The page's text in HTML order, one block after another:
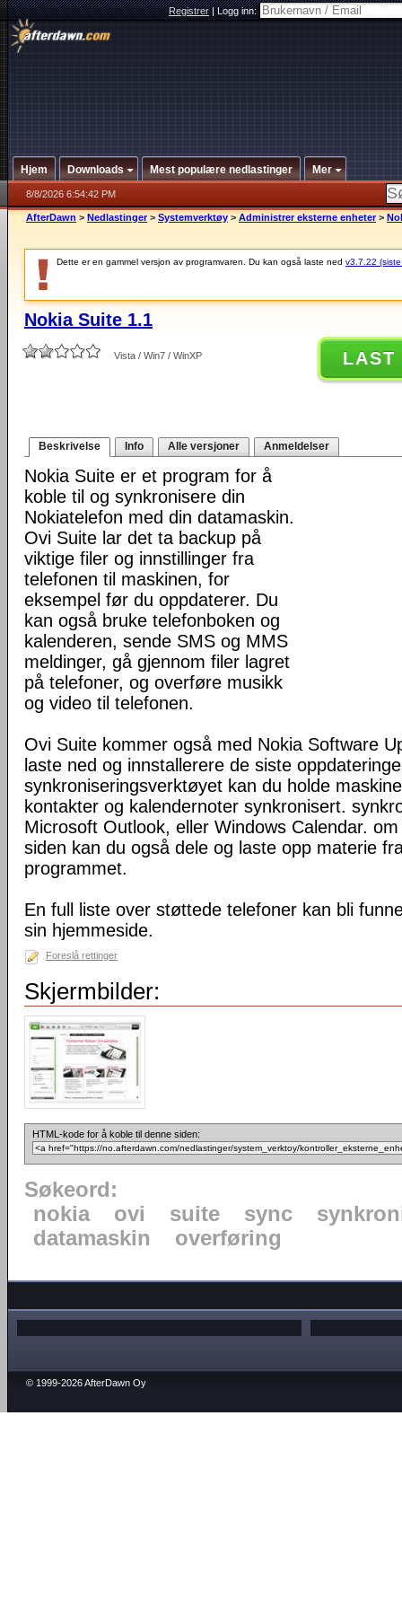
Registrer|Logg inn:
Hjem Downloads Mest populære nedlastinger Mer
8/8/2026 6:54:42 PM
AfterDawn > Nedlastinger > Systemverktøy > Administrer eksterne enheter >
Dette er en gammel versjon av programvaren. Du kan også laste ned v3.7.22
Nokia Suite 1.1
Vista / Win7 / WinXP LAST
Beskrivelse Info Alle versjoner Anmeldelser
Nokia Suite er et program for å
koble til og synkronisere din
Nokiatelefon med din datamaskin.
Ovi Suite lar det ta backup på
viktige filer og innstillinger fra
telefonen til maskinen, for
eksempel før du oppdaterer. Du
kan også bruke telefonboken og
kalenderen, sende SMS og MMS
meldinger, gå gjennom filer lagret
på telefoner, og overføre musikk
og video til telefonen.
Ovi Suite kommer også med Nokia Software
laste ned og innstallerere de siste
synkroniseringsverktøyet kan du holde
kontakter og kalendernoter synkronisert.
Microsoft Outlook, eller Windows Calendar.
siden kan du også dele og laste opp materie
programmet.
En full liste over støttede telefoner kan bli
sin hjemmeside.
Foreslå rettinger
Skjermbilder:
HTML-kode for å koble til denne siden:
Søkeord:
nokia
ovi suite sync
datamaskin
overføring
© 1999-2026 AfterDawn Oy